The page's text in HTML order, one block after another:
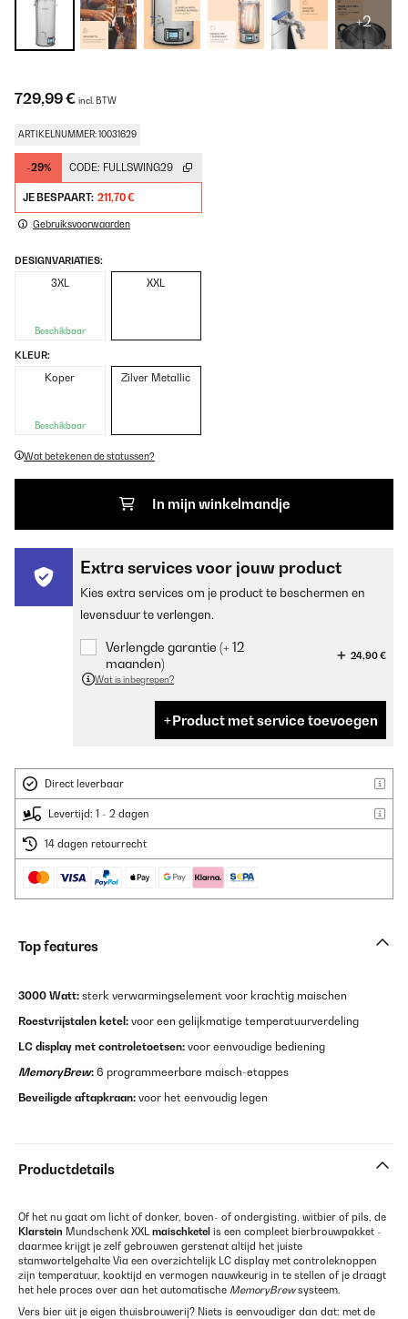
+2
729,99 € incl. BTW
ARTIKELNUMMER: 10031629
-29% CODE: FULLSWING29
JE BESPAART: 211,70 €
Gebruiksvoorwaarden
DESIGNVARIATIES:
3XL
Beschikbaar
XXL
KLEUR:
Koper
Beschikbaar
Zilver Metallic
Wat betekenen de statussen?
In mijn winkelmandje
Extra services voor jouw product
Kies extra services om je product te beschermen en
levensduur te verlengen.
Verlengde garantie (+ 12
maanden)
24,90 €
Wat is inbegrepen?
Product met service toevoegen
Direct leverbaar
Levertijd: 1 - 2 dagen
14 dagen retourrecht
Top features
3000 Watt: sterk verwarmingselement voor krachtig maischen
Roestvrijstalen ketel: voor een gelijkmatige temperatuurverdeling
LC display met controletoetsen: voor eenvoudige bediening
MemoryBrew: 6 programmeerbare maisch-etappes
Beveiligde aftapkraan: voor het eenvoudig legen
Productdetails
Of het nu gaat om licht of donker, boven- of ondergisting, witbier of pils, de
Klarstein Mundschenk XXL maischketel is een compleet bierbrouwpakket -
daarmee krijgt je zelf gebrouwen gerstenat altijd het juiste
stamwortelgehalte Via een overzichtelijk LC display met controleknoppen
zijn temperatuur, kooktijd en vermogen nauwkeurig in te stellen of je draagt
het hele proces over aan het automatische MemoryBrewsysteem.
Vers bier uit je eigen thuisbrouwerij? Niets is eenvoudiger dan dat: met de